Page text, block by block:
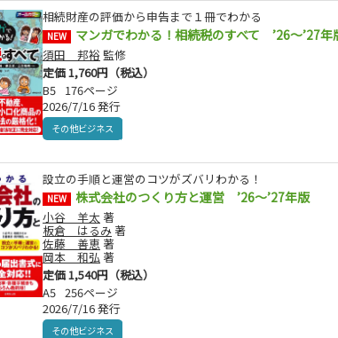
相続財産の評価から申告まで１冊でわかる
NEW マンガでわかる！相続税のすべて ’26～’27年
須田 邦裕 監修
定価 1,760円（税込）
B5 176ページ
2026/7/16 発行
その他ビジネス
設立の手順と運営のコツがズバリわかる！
NEW 株式会社のつくり方と運営 ’26～’27年版
小谷 羊太 著
板倉 はるみ 著
佐藤 善恵 著
岡本 和弘 著
定価 1,540円（税込）
A5 256ページ
2026/7/16 発行
その他ビジネス